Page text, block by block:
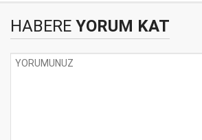
HABERE YORUM KAT